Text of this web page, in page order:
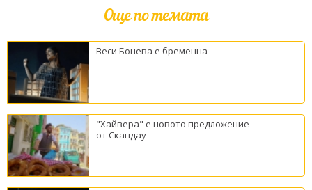
Още по темата
Веси Бонева е бременна
"Хайвера" е новото предложение
от Скандау